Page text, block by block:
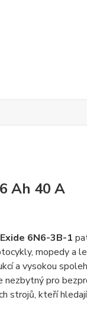
Ah 40 A
Exide 6N6-3B-1
mopedy a
a vysokou
pro
strojů, kteří